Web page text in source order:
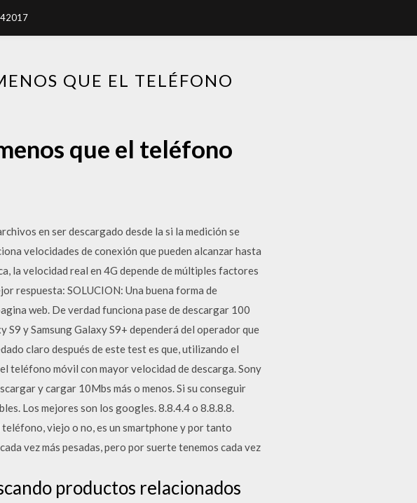
QUE EL TELÉFONO
que el teléfono
en ser descargado desde la si la medición se
velocidades de conexión que pueden alcanzar hasta
la velocidad real en 4G depende de múltiples factores
respuesta: SOLUCION: Una buena forma de
web. De verdad funciona pase de descargar 100
y Samsung Galaxy S9+ dependerá del operador que
claro después de este test es que, utilizando el
teléfono móvil con mayor velocidad de descarga. Sony
y cargar 10Mbs más o menos. Si su conseguir
Los mejores son los googles. 8.8.4.4 o 8.8.8.8.
viejo o no, es un smartphone y por tanto
vez más pesadas, pero por suerte tenemos cada vez
productos relacionados